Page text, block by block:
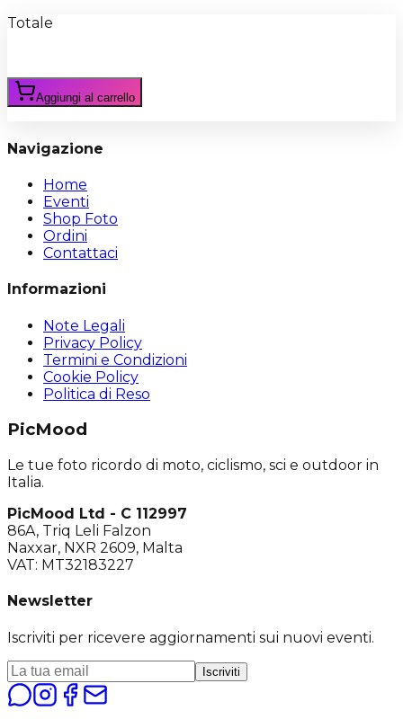
Totale
Aggiungi al carrello
Navigazione
Home
Eventi
Shop Foto
Ordini
Contattaci
Informazioni
Note Legali
Privacy Policy
Termini e Condizioni
Cookie Policy
Politica di Reso
PicMood
Le tue foto ricordo di moto, ciclismo, sci e outdoor in
Italia.
PicMood Ltd - C 112997
86A, Triq Leli Falzon
Naxxar, NXR 2609, Malta
VAT: MT32183227
Newsletter
Iscriviti per ricevere aggiornamenti sui nuovi eventi.
Iscriviti